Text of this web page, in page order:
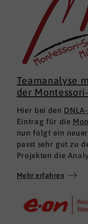
Teamanalyse
der
Hier bei den
Eintrag für die
nun folgt ein
passt sehr gut zu
Projekten die
zweites Mal
Begleitung und
statt
Mehr erfahren